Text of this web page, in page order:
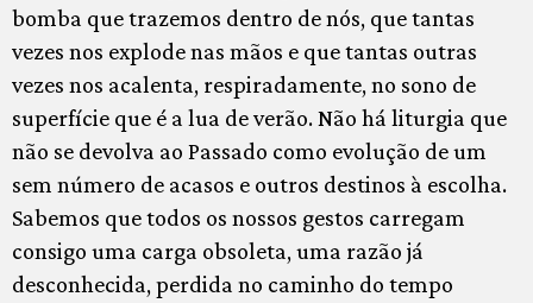
bomba que trazemos dentro de nós, que tantas
vezes nos explode nas mãos e que tantas outras
vezes nos acalenta, respiradamente, no sono de
superfície que é a lua de verão. Não há liturgia que
não se devolva ao Passado como evolução de um
sem número de acasos e outros destinos à escolha.
Sabemos que todos os nossos gestos carregam
consigo uma carga obsoleta, uma razão já
desconhecida, perdida no caminho do tempo